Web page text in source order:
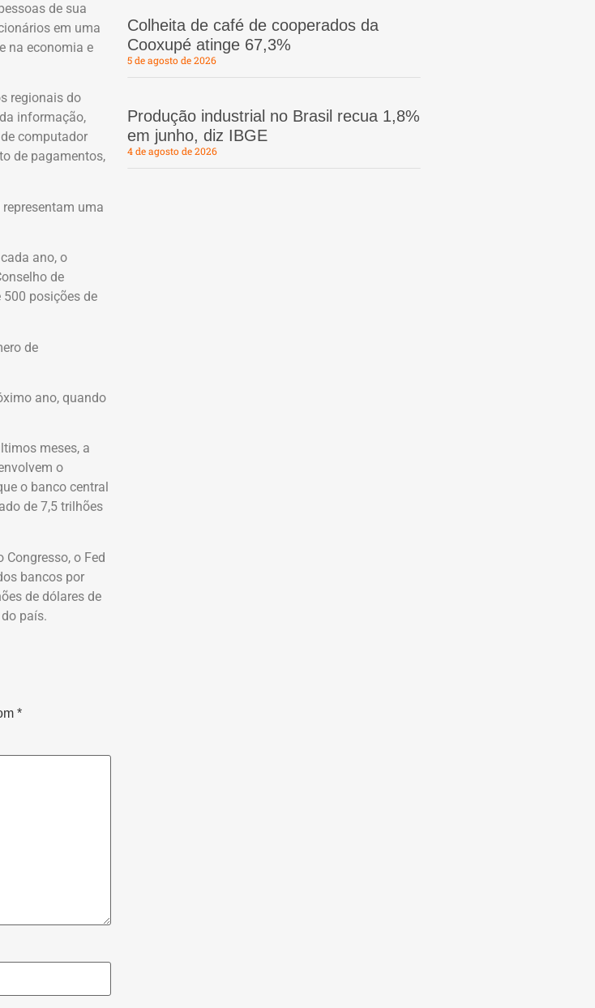
de sua
em uma
na economia e
regionais do
informação,
computador
de pagamentos,
uma
ano, o
de
500 posições de
de
ano, quando
meses, a
o
o banco central
de 7,5 trilhões
o Fed
bancos por
de dólares de
país.
*
Colheita de café de cooperados da
Cooxupé atinge 67,3%
5 de agosto de 2026
Produção industrial no Brasil recua 1,8%
em junho, diz IBGE
4 de agosto de 2026